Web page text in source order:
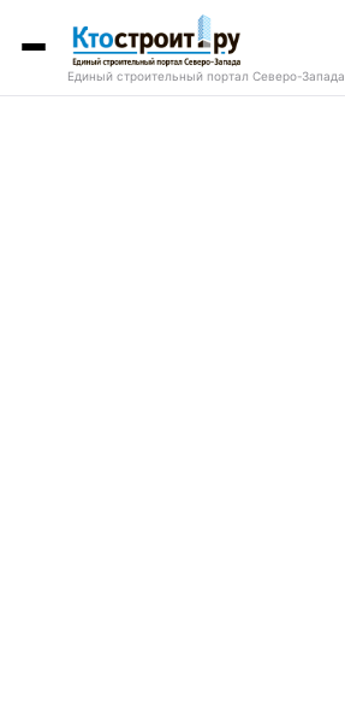
Единый строительный портал Северо-Запада